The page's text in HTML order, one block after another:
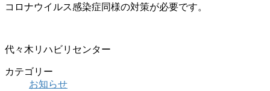
コロナウイルス感染症同様の対策が必要です。
代々木リハビリセンター
カテゴリー
お知らせ